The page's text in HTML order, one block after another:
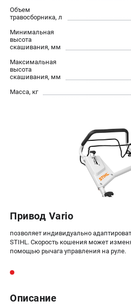
Принадлежности и аксессуары
Расходные материалы
Садовые райдеры
Садовые тракторы
Средства защиты
Триммеры и мотокосы
офертой
проспект
8 (812) 615-
Режим работы колл-
пн-пт - с 9:00 до
сб - с 10:00 до
вс - выходной
+7 (8112) 59-
Объем
травосборника, л
Минимальная
высота
скашивания, мм
Максимальная
высота
скашивания, мм
Масса, кг
Привод Vario
позволяет индивидуально
STIHL. Скорость кошения может
помощью рычага управления на руле.
Описание